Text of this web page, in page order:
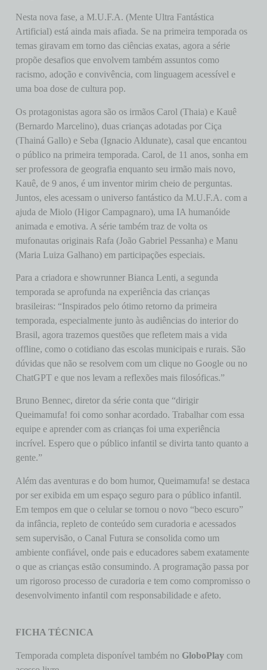
Nesta nova fase, a M.U.F.A. (Mente Ultra Fantástica
Artificial) está ainda mais afiada. Se na primeira temporada os
temas giravam em torno das ciências exatas, agora a série
propõe desafios que envolvem também assuntos como
racismo, adoção e convivência, com linguagem acessível e
uma boa dose de cultura pop.
Os protagonistas agora são os irmãos Carol (Thaia) e Kauê
(Bernardo Marcelino), duas crianças adotadas por Ciça
(Thainá Gallo) e Seba (Ignacio Aldunate), casal que encantou
o público na primeira temporada. Carol, de 11 anos, sonha em
ser professora de geografia enquanto seu irmão mais novo,
Kauê, de 9 anos, é um inventor mirim cheio de perguntas.
Juntos, eles acessam o universo fantástico da M.U.F.A. com a
ajuda de Miolo (Higor Campagnaro), uma IA humanóide
animada e emotiva. A série também traz de volta os
mufonautas originais Rafa (João Gabriel Pessanha) e Manu
(Maria Luiza Galhano) em participações especiais.
Para a criadora e showrunner Bianca Lenti, a segunda
temporada se aprofunda na experiência das crianças
brasileiras: “Inspirados pelo ótimo retorno da primeira
temporada, especialmente junto às audiências do interior do
Brasil, agora trazemos questões que refletem mais a vida
offline, como o cotidiano das escolas municipais e rurais. São
dúvidas que não se resolvem com um clique no Google ou no
ChatGPT e que nos levam a reflexões mais filosóficas.”
Bruno Bennec, diretor da série conta que “dirigir
Queimamufa! foi como sonhar acordado. Trabalhar com essa
equipe e aprender com as crianças foi uma experiência
incrível. Espero que o público infantil se divirta tanto quanto a
gente.”
Além das aventuras e do bom humor, Queimamufa! se destaca
por ser exibida em um espaço seguro para o público infantil.
Em tempos em que o celular se tornou o novo “beco escuro”
da infância, repleto de conteúdo sem curadoria e acessados
sem supervisão, o Canal Futura se consolida como um
ambiente confiável, onde pais e educadores sabem exatamente
o que as crianças estão consumindo. A programação passa por
um rigoroso processo de curadoria e tem como compromisso o
desenvolvimento infantil com responsabilidade e afeto.
FICHA TÉCNICA
Temporada completa disponível também no GloboPlay com